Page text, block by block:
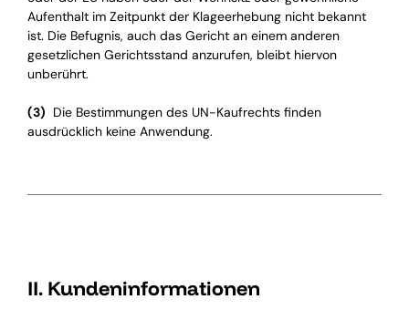
Aufenthalt im Zeitpunkt der Klageerhebung nicht bekannt
ist. Die Befugnis, auch das Gericht an einem anderen
gesetzlichen Gerichtsstand anzurufen, bleibt hiervon
unberührt.
(3) Die Bestimmungen des UN-Kaufrechts finden
ausdrücklich keine Anwendung.
II. Kundeninformationen